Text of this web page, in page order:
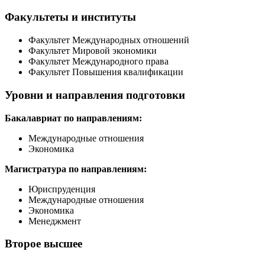
Факультеты и институты
Факультет Международных отношений
Факультет Мировой экономики
Факультет Международного права
Факультет Повышения квалификации
Уровни и направления подготовки
Бакалавриат по направлениям:
Международные отношения
Экономика
Магистратура по направлениям:
Юриспруденция
Международные отношения
Экономика
Менеджмент
Второе высшее